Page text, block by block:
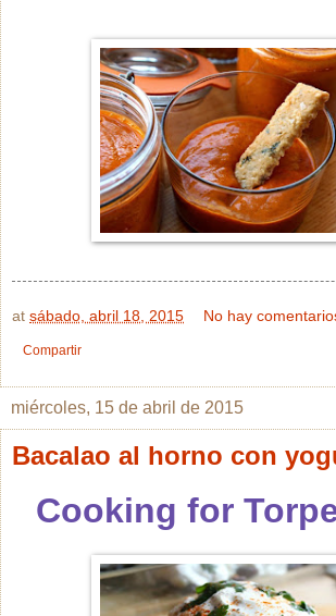
at sábado, abril 18, 2015 No hay
Compartir
miércoles, 15 de abril de 2015
Bacalao al horno con
Cooking for